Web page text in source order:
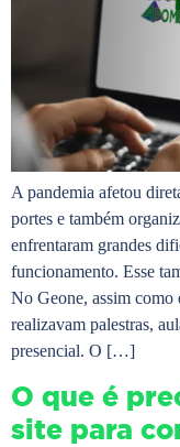
A pandemia afetou
portes e também
enfrentaram grandes
funcionamento. Esse
No Geone, assim como
realizavam palestras,
presencial. O […]
O que é
site para